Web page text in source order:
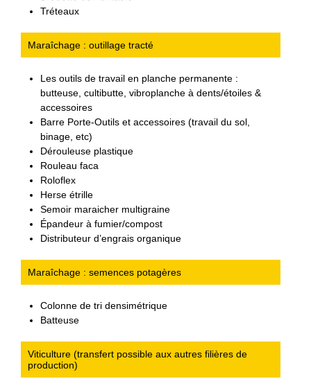
Tréteaux
Maraîchage : outillage tracté
Les outils de travail en planche permanente :
butteuse, cultibutte, vibroplanche à dents/étoiles &
accessoires
Barre Porte-Outils et accessoires (travail du sol,
binage, etc)
Dérouleuse plastique
Rouleau faca
Roloflex
Herse étrille
Semoir maraicher multigraine
Épandeur à fumier/compost
Distributeur d’engrais organique
Maraîchage : semences potagères
Colonne de tri densimétrique
Batteuse
Viticulture (transfert possible aux autres filières de
production)